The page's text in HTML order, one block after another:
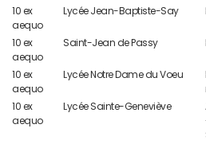
10 ex
aequo
Lycée Jean-Baptiste-Say
10 ex
aequo
Saint-Jean de Passy
10 ex
aequo
Lycée Notre Dame du Voeu
10 ex
aequo
Lycée Sainte-Geneviève